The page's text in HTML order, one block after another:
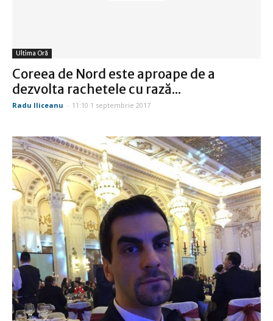
Ultima Oră
Coreea de Nord este aproape de a
dezvolta rachetele cu rază...
Radu Iliceanu - 11:10 1 septembrie 2017